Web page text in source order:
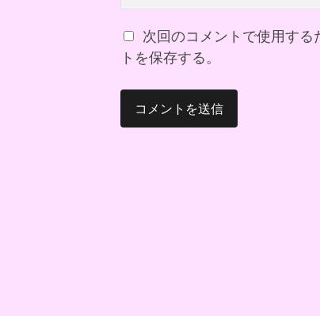
次回のコメントで使用す
トを保存する。